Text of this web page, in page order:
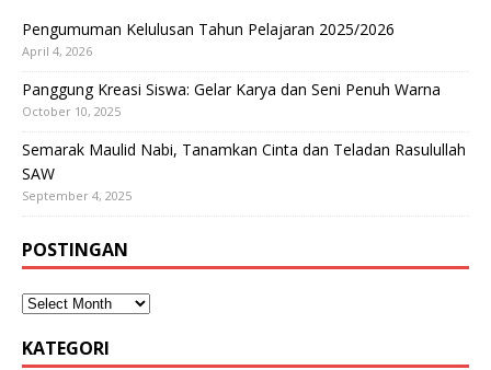
Pengumuman Kelulusan Tahun Pelajaran 2025/2026
April 4, 2026
Panggung Kreasi Siswa: Gelar Karya dan Seni Penuh Warna
October 10, 2025
Semarak Maulid Nabi, Tanamkan Cinta dan Teladan Rasulullah
SAW
September 4, 2025
POSTINGAN
KATEGORI